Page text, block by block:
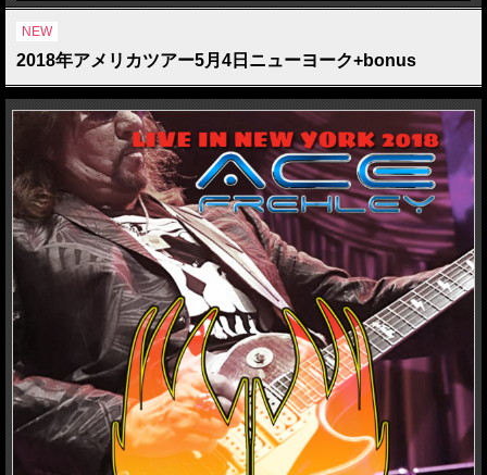
NEW
2018年アメリカツアー5月4日ニューヨーク+bonus